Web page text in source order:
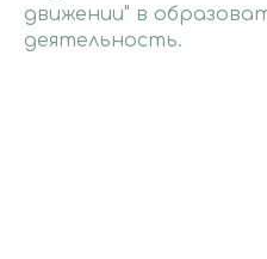
движении" в
деятельность.